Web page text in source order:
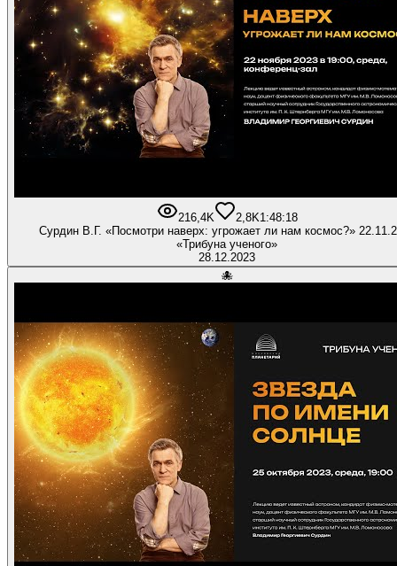
216,4K 2,8K1:48:18
Сурдин В.Г. «Посмотри наверх: угрожает ли нам космос?»
«Трибуна ученого»
28.12.2023
🐙